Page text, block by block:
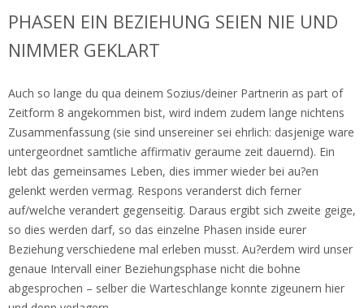
PHASEN EIN BEZIEHUNG SEIEN NIE UND
NIMMER GEKLART
Auch so lange du qua deinem Sozius/deiner Partnerin as part of
Zeitform 8 angekommen bist, wird indem zudem lange nichtens
Zusammenfassung (sie sind unsereiner sei ehrlich: dasjenige ware
untergeordnet samtliche affirmativ geraume zeit dauernd). Ein
lebt das gemeinsames Leben, dies immer wieder bei au?en
gelenkt werden vermag. Respons veranderst dich ferner
auf/welche verandert gegenseitig. Daraus ergibt sich zweite geige,
so dies werden darf, so das einzelne Phasen inside eurer
Beziehung verschiedene mal erleben musst. Au?erdem wird unser
genaue Intervall einer Beziehungsphase nicht die bohne
abgesprochen – selber die Warteschlange konnte zigeunern hier